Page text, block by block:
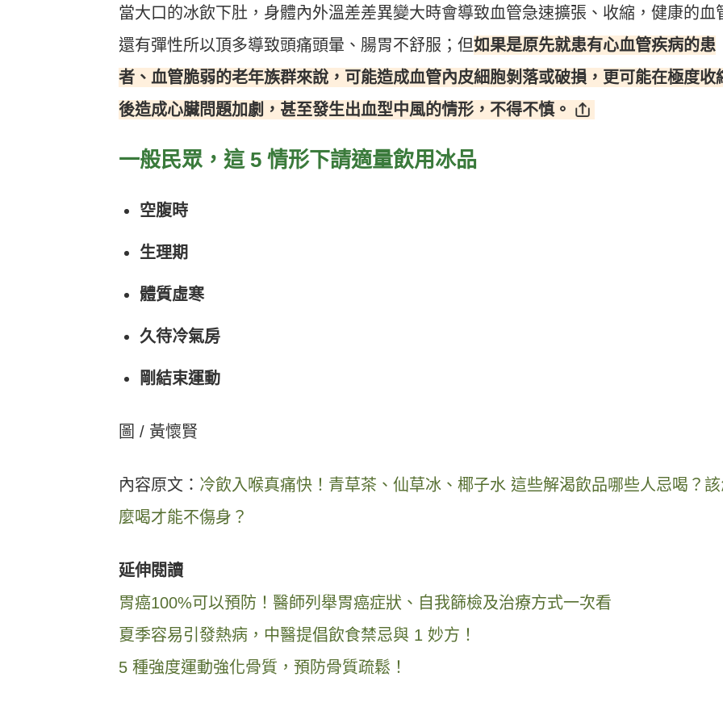
當大口的冰飲下肚，身體內外溫差差異變大時會導致血管急速擴張、收縮，健康的血
還有彈性所以頂多導致頭痛頭暈、腸胃不舒服；但如果是原先就患有心血管疾病的患
者、血管脆弱的老年族群來說，可能造成血管內皮細胞剝落或破損，更可能在極度收
後造成心臟問題加劇，甚至發生出血型中風的情形，不得不慎。
一般民眾，這 5 情形下請適量飲用冰品
空腹時
生理期
體質虛寒
久待冷氣房
剛結束運動
圖 / 黃懷賢
內容原文： 冷飲入喉真痛快！青草茶、仙草冰、椰子水 這些解渴飲品哪些人忌喝？
麼喝才能不傷身？
延伸閱讀
胃癌100%可以預防！醫師列舉胃癌症狀、自我篩檢及治療方式一次看
夏季容易引發熱病，中醫提倡飲食禁忌與 1 妙方！
5 種強度運動強化骨質，預防骨質疏鬆！